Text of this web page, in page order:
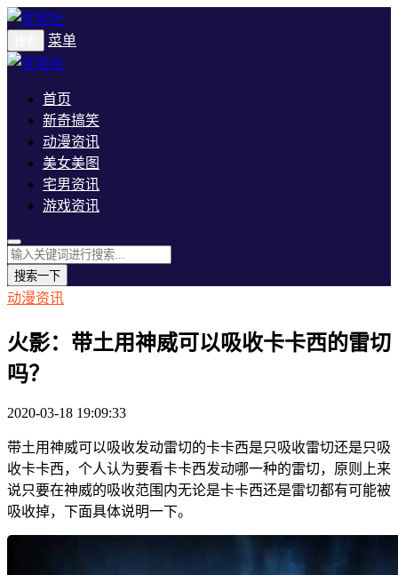
菜单
首页
新奇搞笑
动漫资讯
美女美图
宅男资讯
游戏资讯
搜索一下
动漫资讯
火影：带土用神威可以吸收卡卡西的雷切
吗？
2020-03-18 19:09:33
带土用神威可以吸收发动雷切的卡卡西是只吸收雷切还是只吸
收卡卡西，个人认为要看卡卡西发动哪一种的雷切，原则上来
说只要在神威的吸收范围内无论是卡卡西还是雷切都有可能被
吸收掉，下面具体说明一下。